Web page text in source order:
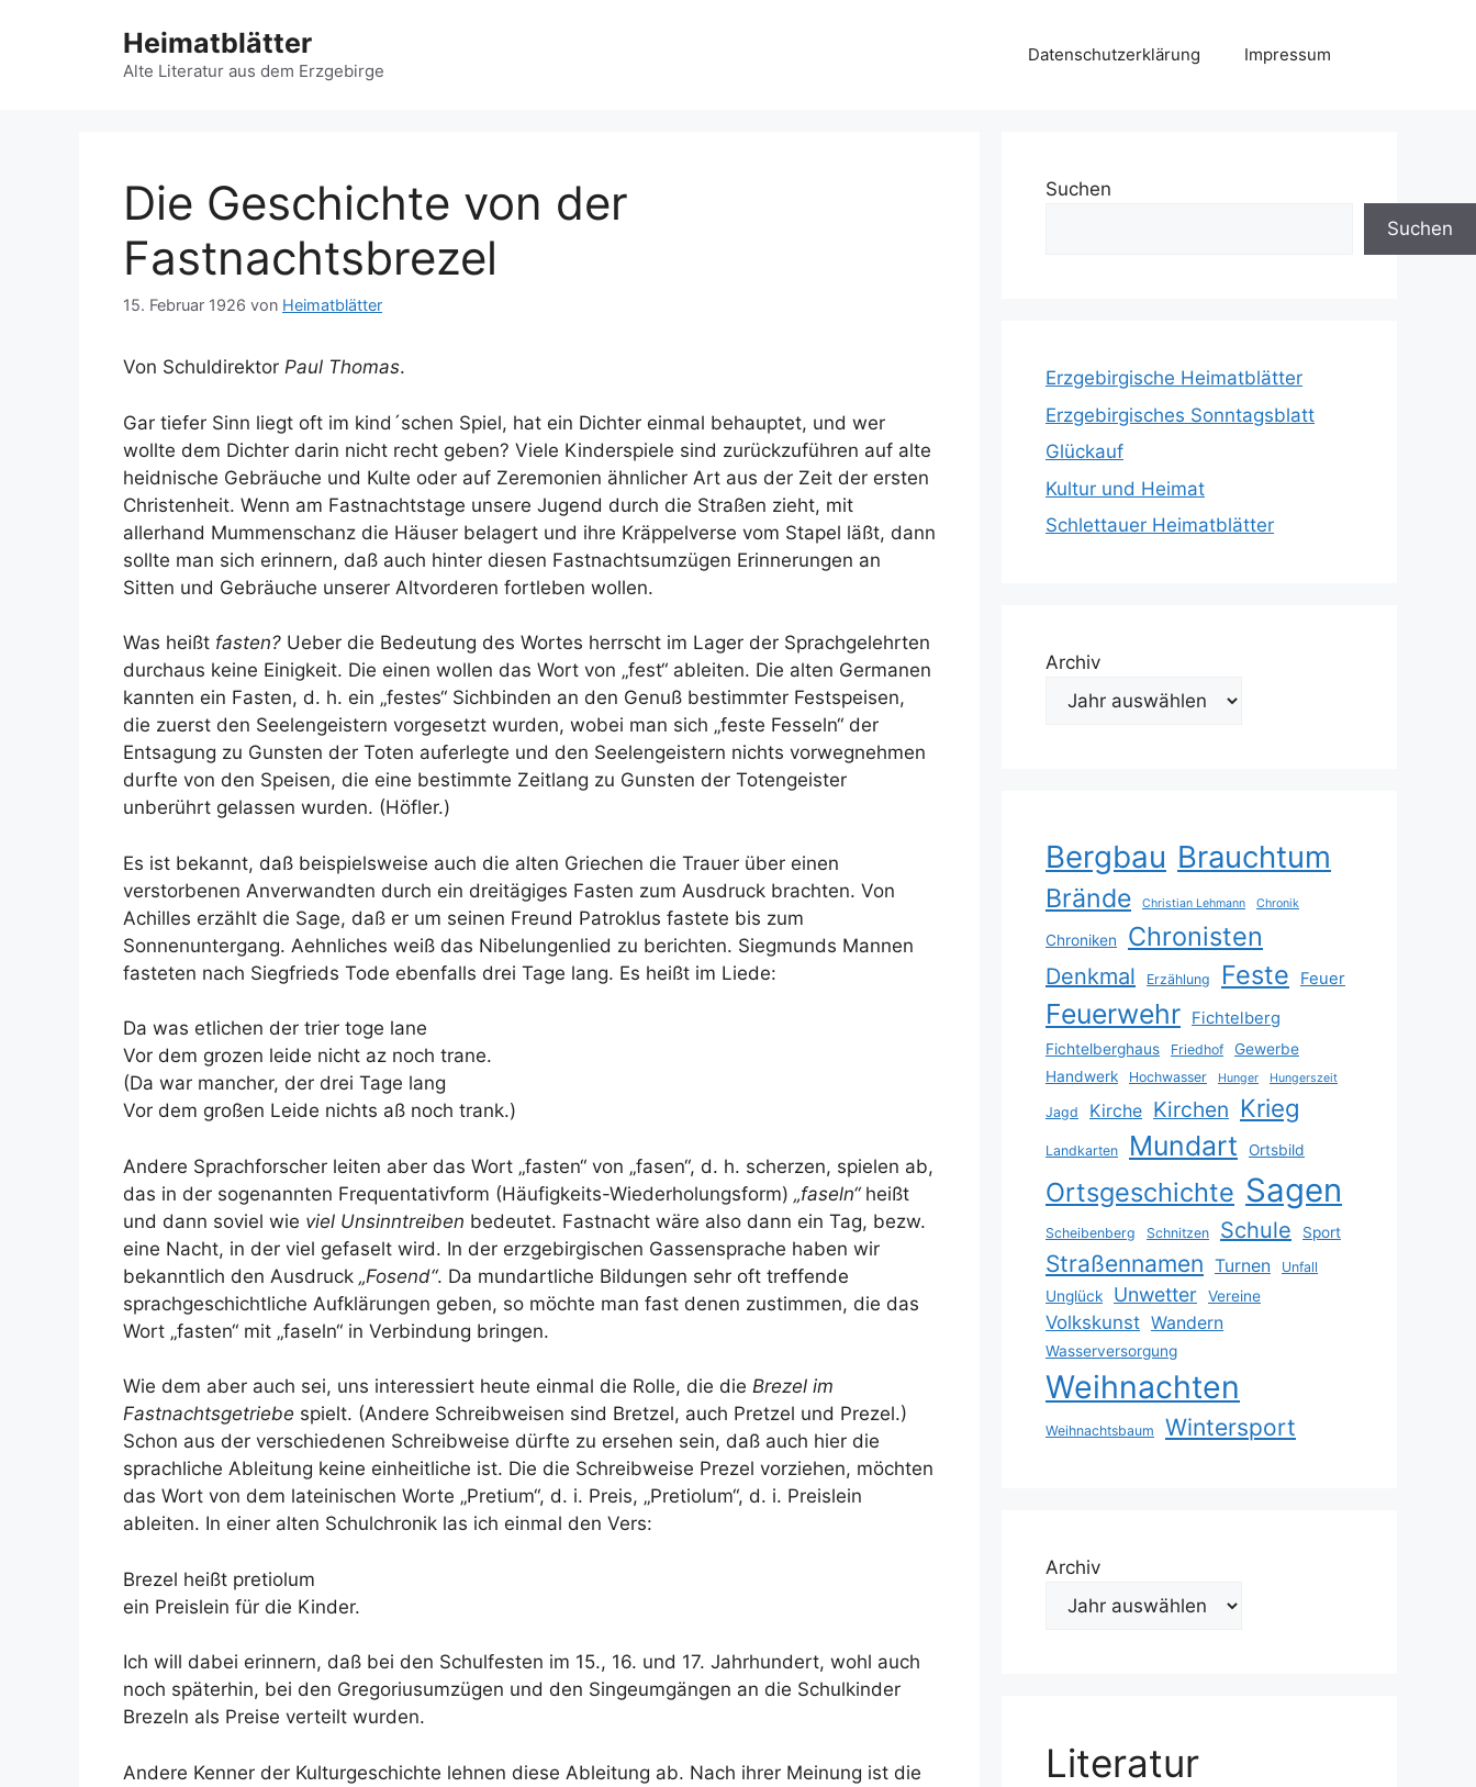
Heimatblätter
Alte Literatur aus dem Erzgebirge
Datenschutzerklärung Impressum
Die Geschichte von der
Fastnachtsbrezel
15. Februar 1926 von Heimatblätter
Von Schuldirektor Paul Thomas.
Gar tiefer Sinn liegt oft im kind´schen Spiel, hat ein Dichter einmal behauptet, und wer
wollte dem Dichter darin nicht recht geben? Viele Kinderspiele sind zurückzuführen auf alte
heidnische Gebräuche und Kulte oder auf Zeremonien ähnlicher Art aus der Zeit der ersten
Christenheit. Wenn am Fastnachtstage unsere Jugend durch die Straßen zieht, mit
allerhand Mummenschanz die Häuser belagert und ihre Kräppelverse vom Stapel läßt, dann
sollte man sich erinnern, daß auch hinter diesen Fastnachtsumzügen Erinnerungen an
Sitten und Gebräuche unserer Altvorderen fortleben wollen.
Was heißt fasten? Ueber die Bedeutung des Wortes herrscht im Lager der Sprachgelehrten
durchaus keine Einigkeit. Die einen wollen das Wort von „fest“ ableiten. Die alten Germanen
kannten ein Fasten, d. h. ein „festes“ Sichbinden an den Genuß bestimmter Festspeisen,
die zuerst den Seelengeistern vorgesetzt wurden, wobei man sich „feste Fesseln“ der
Entsagung zu Gunsten der Toten auferlegte und den Seelengeistern nichts vorwegnehmen
durfte von den Speisen, die eine bestimmte Zeitlang zu Gunsten der Totengeister
unberührt gelassen wurden. (Höfler.)
Es ist bekannt, daß beispielsweise auch die alten Griechen die Trauer über einen
verstorbenen Anverwandten durch ein dreitägiges Fasten zum Ausdruck brachten. Von
Achilles erzählt die Sage, daß er um seinen Freund Patroklus fastete bis zum
Sonnenuntergang. Aehnliches weiß das Nibelungenlied zu berichten. Siegmunds Mannen
fasteten nach Siegfrieds Tode ebenfalls drei Tage lang. Es heißt im Liede:
Da was etlichen der trier toge lane
Vor dem grozen leide nicht az noch trane.
(Da war mancher, der drei Tage lang
Vor dem großen Leide nichts aß noch trank.)
Andere Sprachforscher leiten aber das Wort „fasten“ von „fasen“, d. h. scherzen, spielen ab,
das in der sogenannten Frequentativform (Häufigkeits-Wiederholungsform) „faseln“heißt
und dann soviel wie viel Unsinntreiben bedeutet. Fastnacht wäre also dann ein Tag, bezw.
eine Nacht, in der viel gefaselt wird. In der erzgebirgischen Gassensprache haben wir
bekanntlich den Ausdruck „Fosend“. Da mundartliche Bildungen sehr oft treffende
sprachgeschichtliche Aufklärungen geben, so möchte man fast denen zustimmen, die das
Wort „fasten“ mit „faseln“ in Verbindung bringen.
Wie dem aber auch sei, uns interessiert heute einmal die Rolle, die die Brezel im
Fastnachtsgetriebe spielt. (Andere Schreibweisen sind Bretzel, auch Pretzel und Prezel.)
Schon aus der verschiedenen Schreibweise dürfte zu ersehen sein, daß auch hier die
sprachliche Ableitung keine einheitliche ist. Die die Schreibweise Prezel vorziehen, möchten
das Wort von dem lateinischen Worte „Pretium“, d. i. Preis, „Pretiolum“, d. i. Preislein
ableiten. In einer alten Schulchronik las ich einmal den Vers:
Brezel heißt pretiolum
ein Preislein für die Kinder.
Ich will dabei erinnern, daß bei den Schulfesten im 15., 16. und 17. Jahrhundert, wohl auch
noch späterhin, bei den Gregoriusumzügen und den Singeumgängen an die Schulkinder
Brezeln als Preise verteilt wurden.
Andere Kenner der Kulturgeschichte lehnen diese Ableitung ab. Nach ihrer Meinung ist die
Suchen
Suchen
Erzgebirgische Heimatblätter
Erzgebirgisches Sonntagsblatt
Glückauf
Kultur und Heimat
Schlettauer Heimatblätter
Archiv
Bergbau Brauchtum
Brände Christian Lehmann Chronik
Chroniken Chronisten
Denkmal Erzählung Feste Feuer
Feuerwehr Fichtelberg
Fichtelberghaus Friedhof
Gewerbe
Handwerk
Hochwasser Hunger Hungerszeit
Jagd Kirche Kirchen Krieg
Landkarten Mundart Ortsbild
Ortsgeschichte Sagen
Scheibenberg Schnitzen Schule Sport
Straßennamen Turnen Unfall
Unglück Unwetter Vereine
Volkskunst Wandern
Wasserversorgung
Weihnachten
Weihnachtsbaum Wintersport
Archiv
Literatur